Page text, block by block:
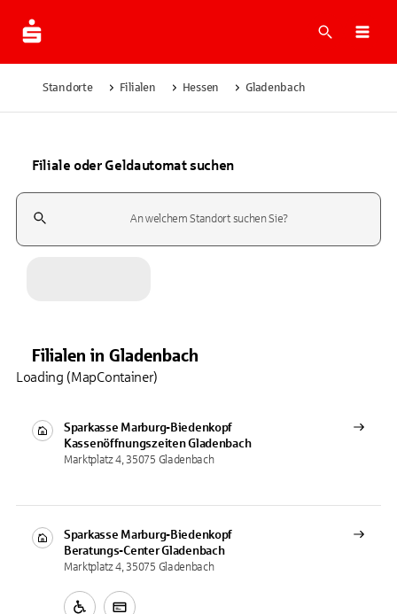
Suche
Standorte Filialen Hessen Gladenbach
Filiale oder Geldautomat suchen
Suchfeld
Filialen in Gladenbach
Sparkasse Marburg-Biedenkopf
KassenöffnungszeitenGladenbach
Marktplatz 4, 35075 Gladenbach
Sparkasse Marburg-Biedenkopf
Beratungs-CenterGladenbach
Marktplatz 4, 35075 Gladenbach
Loading (MapContainer)